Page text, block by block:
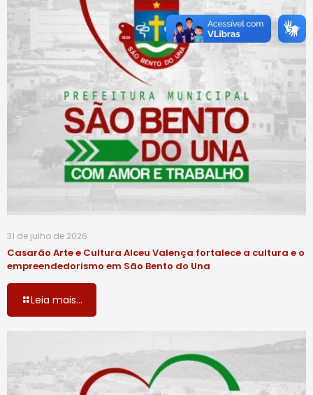
31 de julho de 2026
Casarão Arte e Cultura Alceu Valença fortalece a cultura e o
empreendedorismo em São Bento do Una
Leia mais...